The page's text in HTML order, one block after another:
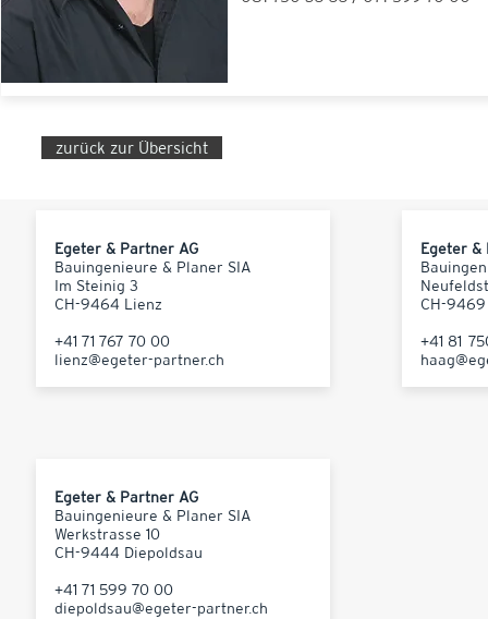
zurück zur Übersicht
Egeter & Partner AG
Bauingenieure & Planer SIA
Im Steinig 3
CH-9464 Lienz
+41 71 767 70 00
lienz@egeter-partner.ch
Egeter &
CH-
+41 81
Egeter & Partner AG
Bauingenieure & Planer SIA
Werkstrasse 10
CH-9444 Diepoldsau
+41 71 599 70 00
diepoldsau@egeter-partner.ch